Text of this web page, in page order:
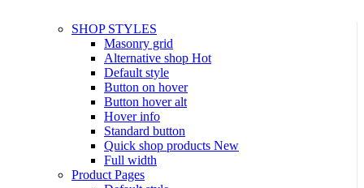
SHOP STYLES
Masonry grid
Alternative shop Hot
Default style
Button on hover
Button hover alt
Hover info
Standard button
Quick shop products New
Full width
Product Pages